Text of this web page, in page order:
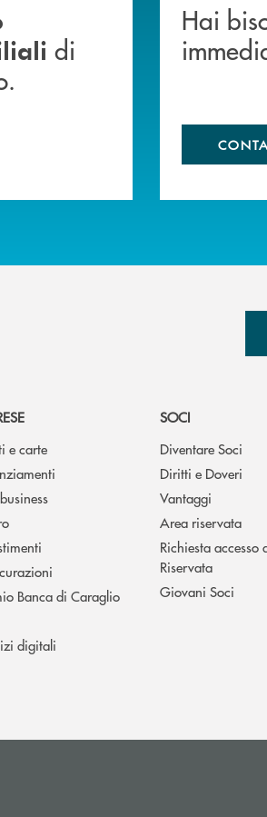
di
Hai
e carte
Banca di Caraglio
digitali
SOCI
Diventare Soci
Diritti e Doveri
Vantaggi
Area riservata
Richiesta accesso
Riservata
Giovani Soci